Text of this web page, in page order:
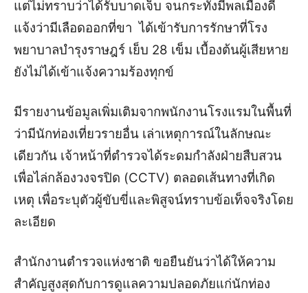
แต่ไม่ทราบว่าได้รับบาดเจ็บ จนกระทั่งมีพลเมืองดี
แจ้งว่ามีเลือดออกที่ขา ได้เข้ารับการรักษาที่โรง
พยาบาลบำรุงราษฎร์ เย็บ 28 เข็ม เบื้องต้นผู้เสียหาย
ยังไม่ได้เข้าแจ้งความร้องทุกข์
มีรายงานข้อมูลเพิ่มเติมจากพนักงานโรงแรมในพื้นที่
ว่ามีนักท่องเที่ยวรายอื่น เล่าเหตุการณ์ในลักษณะ
เดียวกัน เจ้าหน้าที่ตำรวจได้ระดมกำลังฝ่ายสืบสวน
เพื่อไล่กล้องวงจรปิด (CCTV) ตลอดเส้นทางที่เกิด
เหตุ เพื่อระบุตัวผู้ขับขี่และพิสูจน์ทราบข้อเท็จจริงโดย
ละเอียด
สำนักงานตำรวจแห่งชาติ ขอยืนยันว่าได้ให้ความ
สำคัญสูงสุดกับการดูแลความปลอดภัยแก่นักท่อง